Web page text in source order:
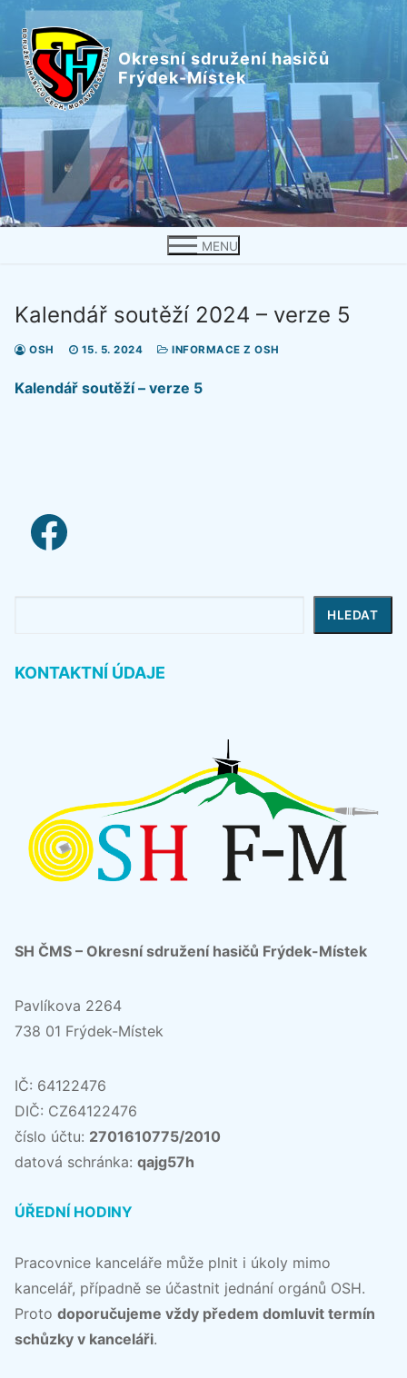
Přeskočit
obsah
Okresní sdružení hasičů
Frýdek-Místek
MENU
Kalendář soutěží 2024 – verze 5
OSH 15. 5. 2024 INFORMACE Z OSH
Kalendář soutěží – verze 5
facebook link
HLEDAT
KONTAKTNÍ ÚDAJE
SH ČMS – Okresní sdružení hasičů Frýdek-Místek
Pavlíkova 2264
738 01 Frýdek-Místek
IČ: 64122476
DIČ: CZ64122476
číslo účtu: 2701610775/2010
datová schránka: qajg57h
ÚŘEDNÍ HODINY
Pracovnice kanceláře může plnit i úkoly mimo
kancelář, případně se účastnit jednání orgánů OSH.
Proto doporučujeme vždy předem domluvit termín
schůzky v kanceláři.